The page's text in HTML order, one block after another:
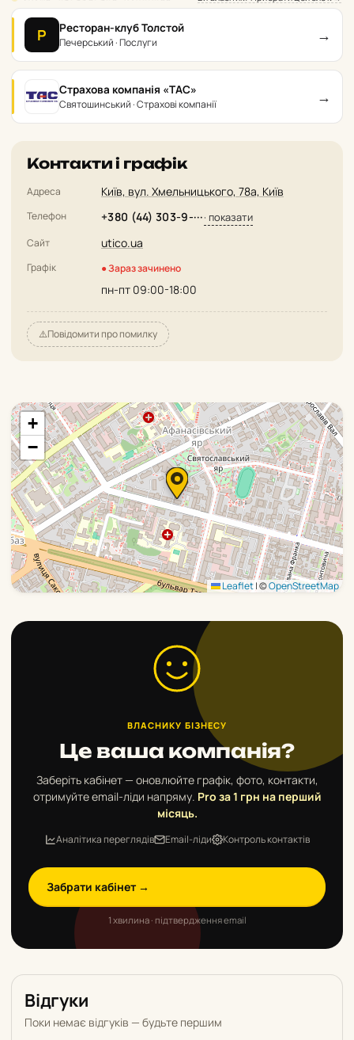
Р Ресторан-клуб Толстой
Печерський · Послуги →
Страхова компанія «ТАС»
Святошинський · Страхові компанії →
Контакти і графік
Адреса Київ, вул. Хмельницького, 78а, Київ
Телефон +380 (44) 303-9-···· показати
Сайт utico.ua
Графік ● Зараз зачинено
пн-пт 09:00-18:00
⚠️Повідомити про помилку
+
−
Leaflet|©OpenStreetMap
ВЛАСНИКУ БІЗНЕСУ
Це ваша компанія?
Заберіть кабінет — оновлюйте графік, фото, контакти,
отримуйте email-ліди напряму. Pro за 1 грн на перший
місяць.
Аналітика переглядів Email-ліди Контроль контактів
Забрати кабінет →
1 хвилина · підтвердження email
Відгуки
Поки немає відгуків — будьте першим